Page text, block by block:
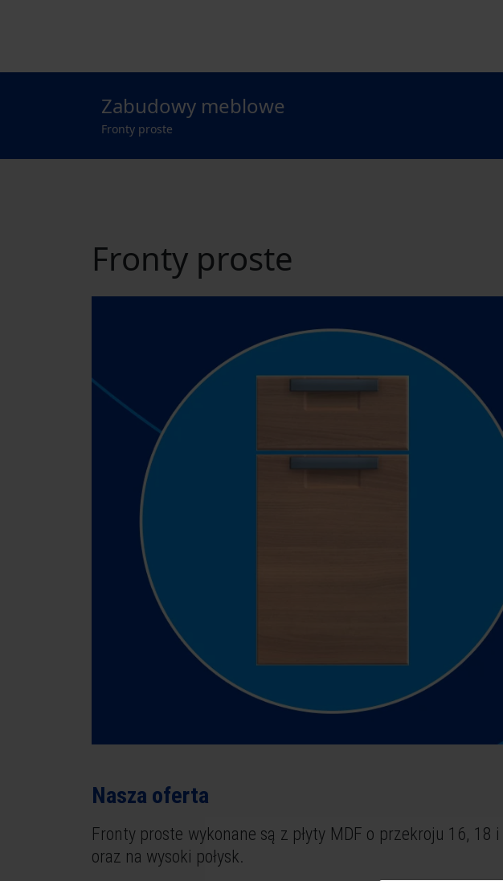
Zabudowy meblowe
Fronty proste
Fronty proste
Nasza oferta
Fronty proste wykonane są z płyty MDF o przekroju 16,
oraz na wysoki połysk.